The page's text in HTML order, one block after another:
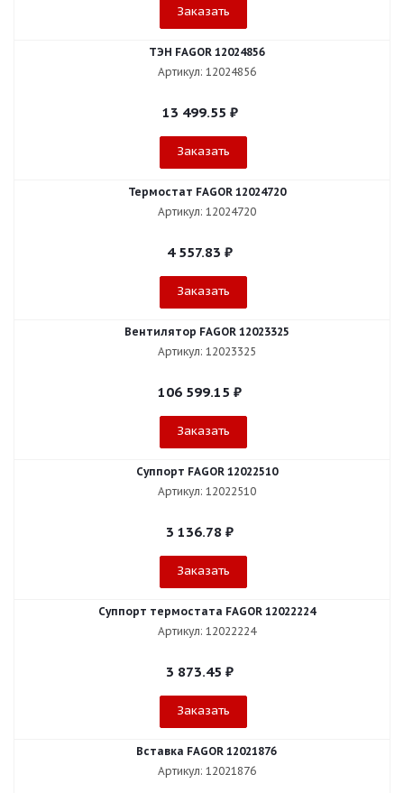
Заказать
ТЭН FAGOR 12024856
Артикул: 12024856
13 499.55 ₽
Заказать
Термостат FAGOR 12024720
Артикул: 12024720
4 557.83 ₽
Заказать
Вентилятор FAGOR 12023325
Артикул: 12023325
106 599.15 ₽
Заказать
Суппорт FAGOR 12022510
Артикул: 12022510
3 136.78 ₽
Заказать
Суппорт термостата FAGOR 12022224
Артикул: 12022224
3 873.45 ₽
Заказать
Вставка FAGOR 12021876
Артикул: 12021876